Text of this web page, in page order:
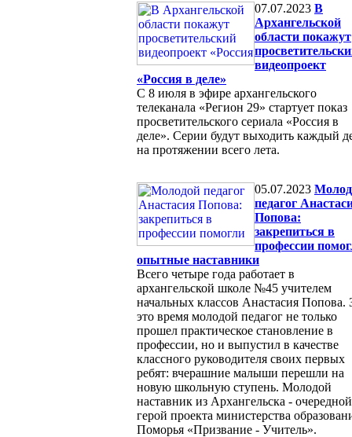
07.07.2023 В
Архангельской
области покажут
видеопроект
«Россия в деле»
С 8 июля в эфире архангельского
телеканала «Регион 29» стартует показ
просветительского сериала «Россия в
деле». Серии будут выходить каждый
на протяжении всего лета.
05.07.2023
педагог
Попова:
закрепиться в
профессии
опытные наставники
Всего четыре года работает в
архангельской школе №45 учителем
начальных классов Анастасия Попова.
это время молодой педагог не только
прошел практическое становление в
профессии, но и выпустил в качестве
классного руководителя своих первых
ребят: вчерашние малыши перешли на
новую школьную ступень. Молодой
наставник из Архангельска - очередной
герой проекта министерства
Поморья «Призвание - Учитель».